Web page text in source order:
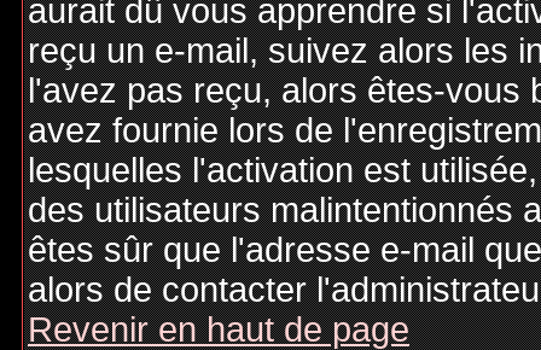
aurait dû vous apprendre si
reçu un e-mail, suivez alors les
l'avez pas reçu, alors êtes-vous
avez fournie lors de
lesquelles l'activation est
des utilisateurs malintentionnés
êtes sûr que l'adresse e-mail
alors de contacter
Revenir en haut de page